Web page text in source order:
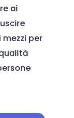
ai
per